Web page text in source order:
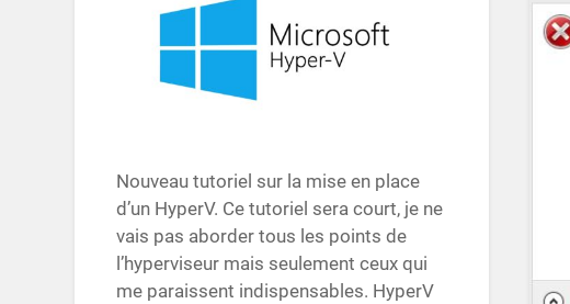
Nouveau tutoriel sur la mise en place
d’un HyperV. Ce tutoriel sera court, je ne
vais pas aborder tous les points de
l’hyperviseur mais seulement ceux qui
me paraissent indispensables. HyperV